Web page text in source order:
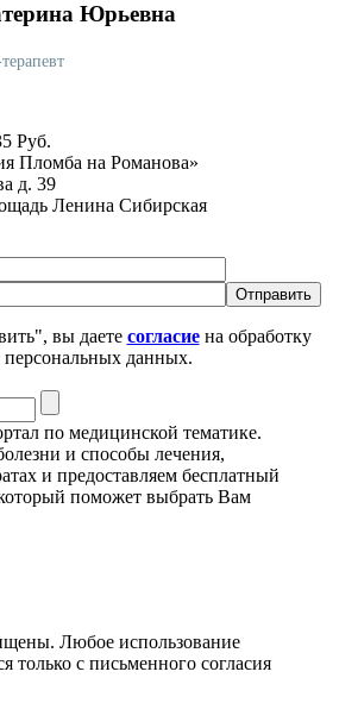
Юрьевна
Руб.
Пломба на Романова»
д. 39
Ленина Сибирская
вы даете согласиена обработку
персональных данных.
по медицинской тематике.
и способы лечения,
и предоставляем бесплатный
поможет выбрать Вам
Любое использование
только с письменного согласия